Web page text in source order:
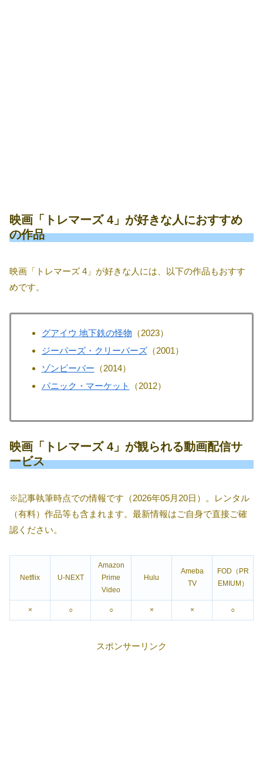
映画「トレマーズ 4」が好きな人におすすめ
の作品
映画「トレマーズ 4」が好きな人には、以下の作品もおすす
めです。
グアイウ 地下鉄の怪物 （2023）
ジーパーズ・クリーパーズ（2001）
ゾンビーバー （2014）
パニック・マーケット
（2012）
映画「トレマーズ 4」が観られる動画配信サ
ービス
※記事執筆時点での情報です（2026年05月20日）。レンタル
（有料）作品等も含まれます。最新情報はご自身で直接ご確
認ください。
Netflix U-NEXT
Amazon
Prime
Video
Hulu
Ameba
TV
FOD（PR
EMIUM）
× ○ ○ × × ○
スポンサーリンク